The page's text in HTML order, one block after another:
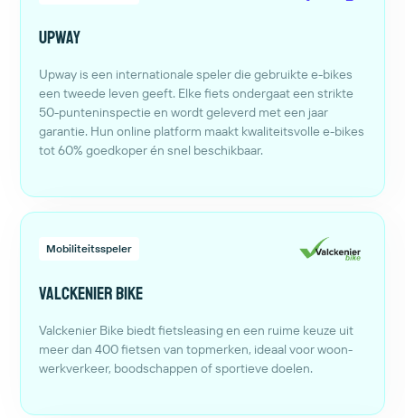
Upway
Upway is een internationale speler die gebruikte e-bikes
een tweede leven geeft. Elke fiets ondergaat een strikte
50-punteninspectie en wordt geleverd met een jaar
garantie. Hun online platform maakt kwaliteitsvolle e-bikes
tot 60% goedkoper én snel beschikbaar.
Mobiliteitsspeler
Valckenier Bike
Valckenier Bike biedt fietsleasing en een ruime keuze uit
meer dan 400 fietsen van topmerken, ideaal voor woon-
werkverkeer, boodschappen of sportieve doelen.